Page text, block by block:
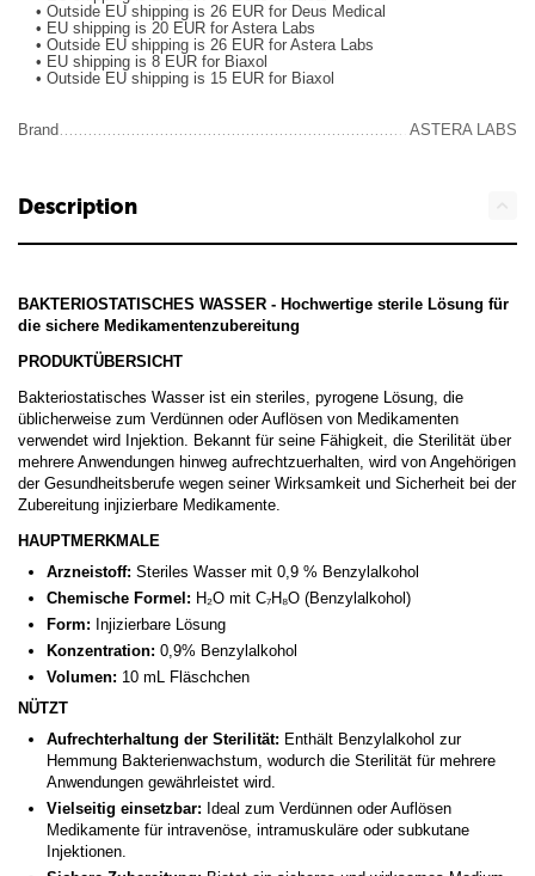
• Outside EU shipping is 26 EUR for Deus Medical
• EU shipping is 20 EUR for Astera Labs
• Outside EU shipping is 26 EUR for Astera Labs
• EU shipping is 8 EUR for Biaxol
• Outside EU shipping is 15 EUR for Biaxol
Brand ASTERA LABS
Description
BAKTERIOSTATISCHES WASSER - Hochwertige sterile Lösung für
die sichere Medikamentenzubereitung
PRODUKTÜBERSICHT
Bakteriostatisches Wasser ist ein steriles, pyrogene Lösung, die
üblicherweise zum Verdünnen oder Auflösen von Medikamenten
verwendet wird Injektion. Bekannt für seine Fähigkeit, die Sterilität über
mehrere Anwendungen hinweg aufrechtzuerhalten, wird von Angehörigen
der Gesundheitsberufe wegen seiner Wirksamkeit und Sicherheit bei der
Zubereitung injizierbare Medikamente.
HAUPTMERKMALE
Arzneistoff: Steriles Wasser mit 0,9 % Benzylalkohol
Chemische Formel: H₂O mit C₇H₈O (Benzylalkohol)
Form: Injizierbare Lösung
Konzentration: 0,9% Benzylalkohol
Volumen: 10 mL Fläschchen
NÜTZT
Aufrechterhaltung der Sterilität: Enthält Benzylalkohol zur
Hemmung Bakterienwachstum, wodurch die Sterilität für mehrere
Anwendungen gewährleistet wird.
Vielseitig einsetzbar: Ideal zum Verdünnen oder Auflösen
Medikamente für intravenöse, intramuskuläre oder subkutane
Injektionen.